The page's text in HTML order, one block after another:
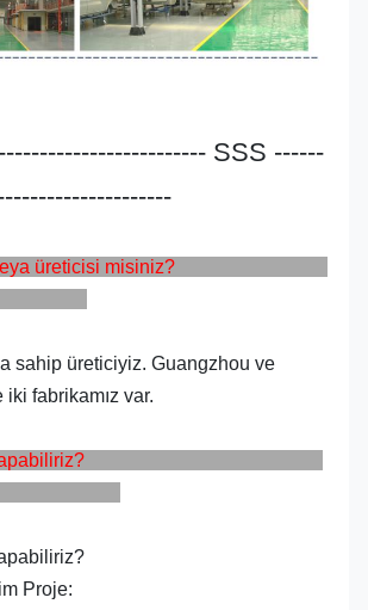
SSS ------
üreticisi misiniz?
sahip üreticiyiz. Guangzhou ve
fabrikamız var.
Proje: